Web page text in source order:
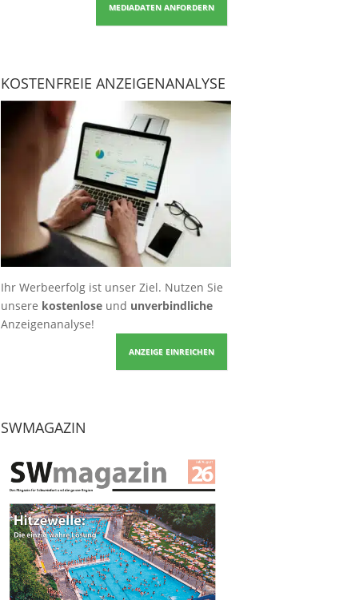
MEDIADATEN ANFORDERN
KOSTENFREIE ANZEIGENANALYSE
Ihr Werbeerfolg ist unser Ziel. Nutzen Sie
unsere kostenloseund unverbindliche
Anzeigenanalyse!
ANZEIGE EINREICHEN
SWMAGAZIN